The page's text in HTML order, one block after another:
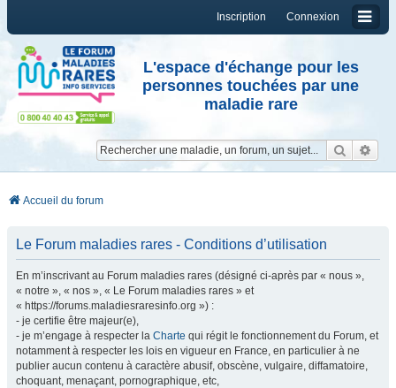
Connexion
Inscription
L'espace d'échange pour les
personnes touchées par une
maladie rare
Accueil du forum
Le Forum maladies rares - Conditions d’utilisation
En m’inscrivant au Forum maladies rares (désigné ci-après par « nous »,
« notre », « nos », « Le Forum maladies rares » et
« https://forums.maladiesraresinfo.org ») :
- je certifie être majeur(e),
- je m’engage à respecter la Charte qui régit le fonctionnement du Forum, et
notamment à respecter les lois en vigueur en France, en particulier à ne
publier aucun contenu à caractère abusif, obscène, vulgaire, diffamatoire,
choquant, menaçant, pornographique, etc,